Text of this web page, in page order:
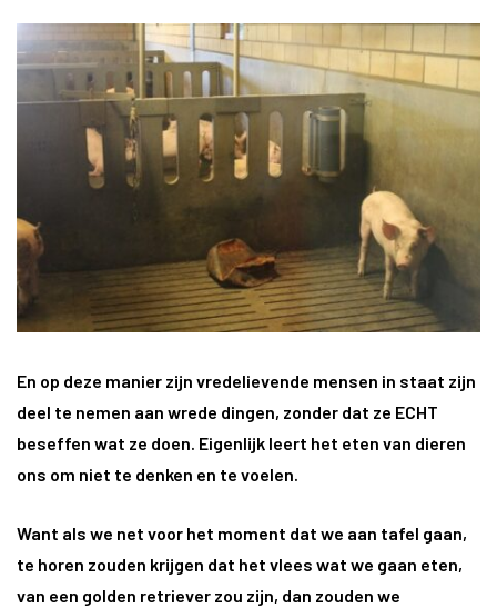
En op deze manier zijn vredelievende mensen in staat zijn
deel te nemen aan wrede dingen, zonder dat ze ECHT
beseffen wat ze doen. Eigenlijk leert het eten van dieren
ons om niet te denken en te voelen.
Want als we net voor het moment dat we aan tafel gaan,
te horen zouden krijgen dat het vlees wat we gaan eten,
van een golden retriever zou zijn, dan zouden we